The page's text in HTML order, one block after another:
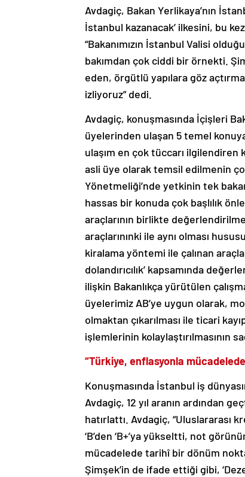
Avdagiç, Bakan Yerlikaya’nın
İstanbul kazanacak’ ilkesini, bu
“Bakanımızın İstanbul Valisi
bakımdan çok ciddi bir örnekti.
eden, örgütlü yapılara göz
izliyoruz” dedi.
Avdagiç, konuşmasında İçişleri
üyelerinden ulaşan 5 temel
ulaşım en çok tüccarı ilgilendiren
asli üye olarak temsil edilmenin
Yönetmeliği’nde yetkinin tek
hassas bir konuda çok başlılık
araçlarının birlikte
araçlarınınki ile aynı olması
kiralama yöntemi ile çalınan
dolandırıcılık’ kapsamında
ilişkin Bakanlıkça yürütülen
üyelerimiz AB’ye uygun olarak,
olmaktan çıkarılması ile ticari
işlemlerinin kolaylaştırılmasının
“Türkiye, enflasyonla
Konuşmasında İstanbul iş
Avdagiç, 12 yıl aranın ardından
hatırlattı. Avdagiç,
‘B’den ‘B+’ya yükseltti, not
mücadelede tarihî bir dönüm
Şimşek’in de ifade ettiği gibi,